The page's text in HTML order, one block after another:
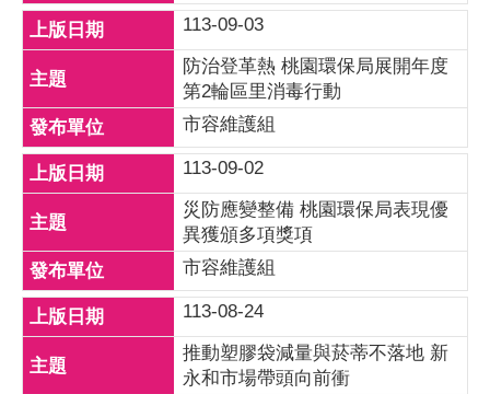
113-09-03
防治登革熱 桃園環保局展開年度
第2輪區里消毒行動
市容維護組
113-09-02
災防應變整備 桃園環保局表現優
異獲頒多項獎項
市容維護組
113-08-24
推動塑膠袋減量與菸蒂不落地 新
永和市場帶頭向前衝